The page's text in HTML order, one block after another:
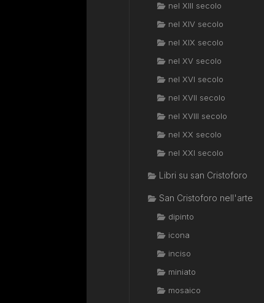
nel XIII secolo
nel XIV secolo
nel XIX secolo
nel XV secolo
nel XVI secolo
nel XVII secolo
nel XVIII secolo
nel XX secolo
nel XXI secolo
Libri su san Cristoforo
San Cristoforo nell'arte
dipinto
icona
inciso
miniato
mosaico